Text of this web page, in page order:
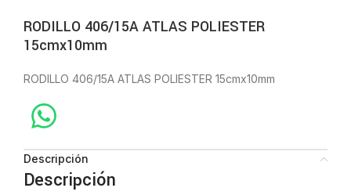
RODILLO 406/15A ATLAS POLIESTER
15cmx10mm
RODILLO 406/15A ATLAS POLIESTER 15cmx10mm
Descripción
Descripción